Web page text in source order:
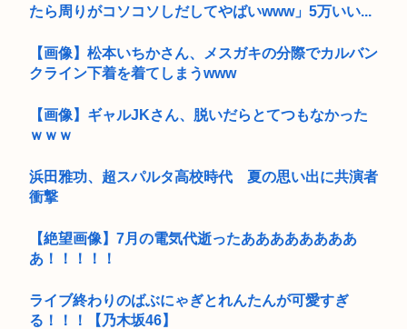
たら周りがコソコソしだしてやばいwww」5万いい...
【画像】松本いちかさん、メスガキの分際でカルバン
クライン下着を着てしまうwww
【画像】ギャルJKさん、脱いだらとてつもなかった
ｗｗｗ
浜田雅功、超スパルタ高校時代 夏の思い出に共演者
衝撃
【絶望画像】7月の電気代逝ったああああああああ
あ！！！！！
ライブ終わりのばぶにゃぎとれんたんが可愛すぎ
る！！！【乃木坂46】